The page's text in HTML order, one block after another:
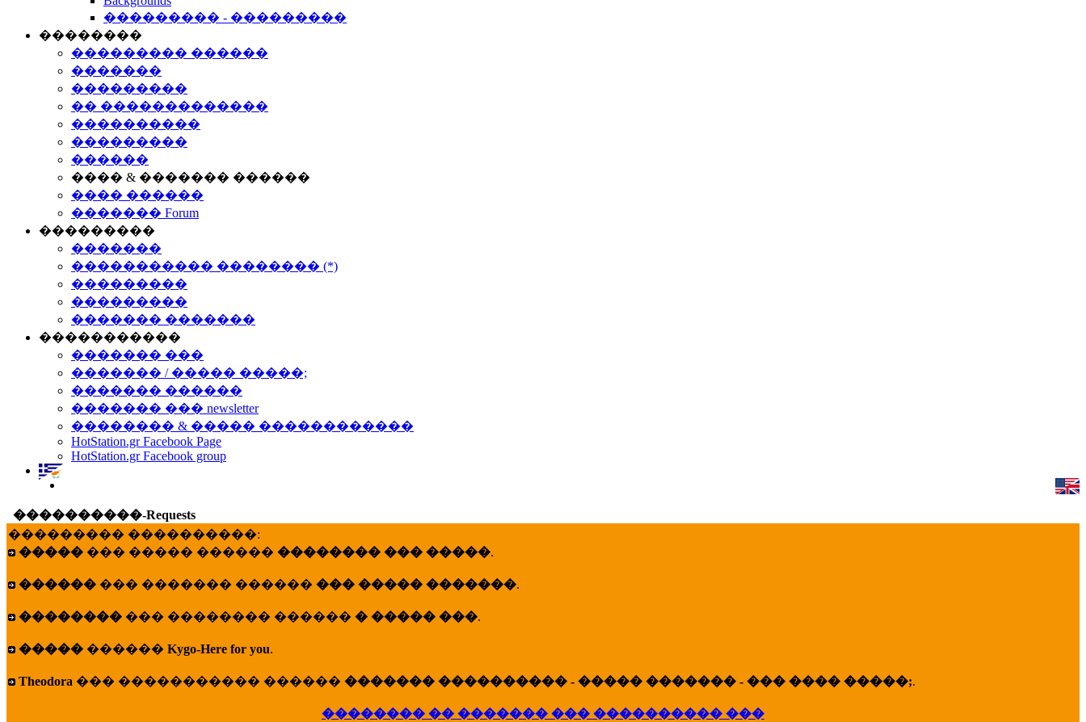
��������� - ���������
��������
��������� ������
�������
���������
�� �������������
����������
���������
������
���� & ������� ������
���� ������
������� Forum
���������
�������
����������� �������� (*)
���������
���������
������� �������
�����������
������� ���
������� / ����� �����;
������� ������
������� ��� newsletter
�������� & ����� ������������
HotStation.gr Facebook Page
HotStation.gr Facebook group
����������-Requests
��������� ����������:
����� ��� ����� ������ �������� ��� �����.
������ ��� ������� ������ ��� ����� �������.
�������� ��� �������� ������ � ����� ���.
����� ������ Kygo-Here for you.
Theodora ��� ����������� ������ ������� ���������� - ����� ������� - ��� ���� �����;.
�������� �� ������� ��� ���������� ���